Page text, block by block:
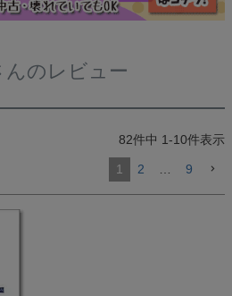
んのレビュー
82件中 1-10件表示
1 2 9